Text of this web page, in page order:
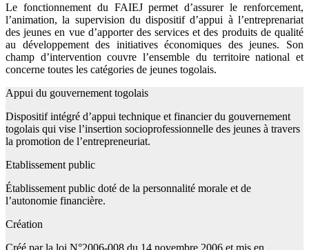
Le fonctionnement du FAIEJ permet d’assurer le renforcement,
l’animation, la supervision du dispositif d’appui à l’entreprenariat
des jeunes en vue d’apporter des services et des produits de qualité
au développement des initiatives économiques des jeunes. Son
champ d’intervention couvre l’ensemble du territoire national et
concerne toutes les catégories de jeunes togolais.
Appui du gouvernement togolais
Dispositif intégré d’appui technique et financier du gouvernement
togolais qui vise l’insertion socioprofessionnelle des jeunes à travers
la promotion de l’entrepreneuriat.
Etablissement public
Établissement public doté de la personnalité morale et de
l’autonomie financière.
Création